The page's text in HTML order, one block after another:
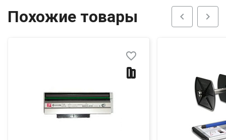
Похожие товары chevron_left chevron_right
favorite_border